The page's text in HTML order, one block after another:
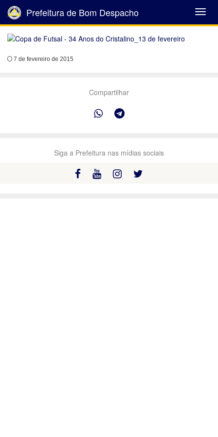
Abrir
Menu
Prefeitura de Bom Despacho
7 de fevereiro de 2015
Compartilhar
Siga a Prefeitura nas mídias sociais